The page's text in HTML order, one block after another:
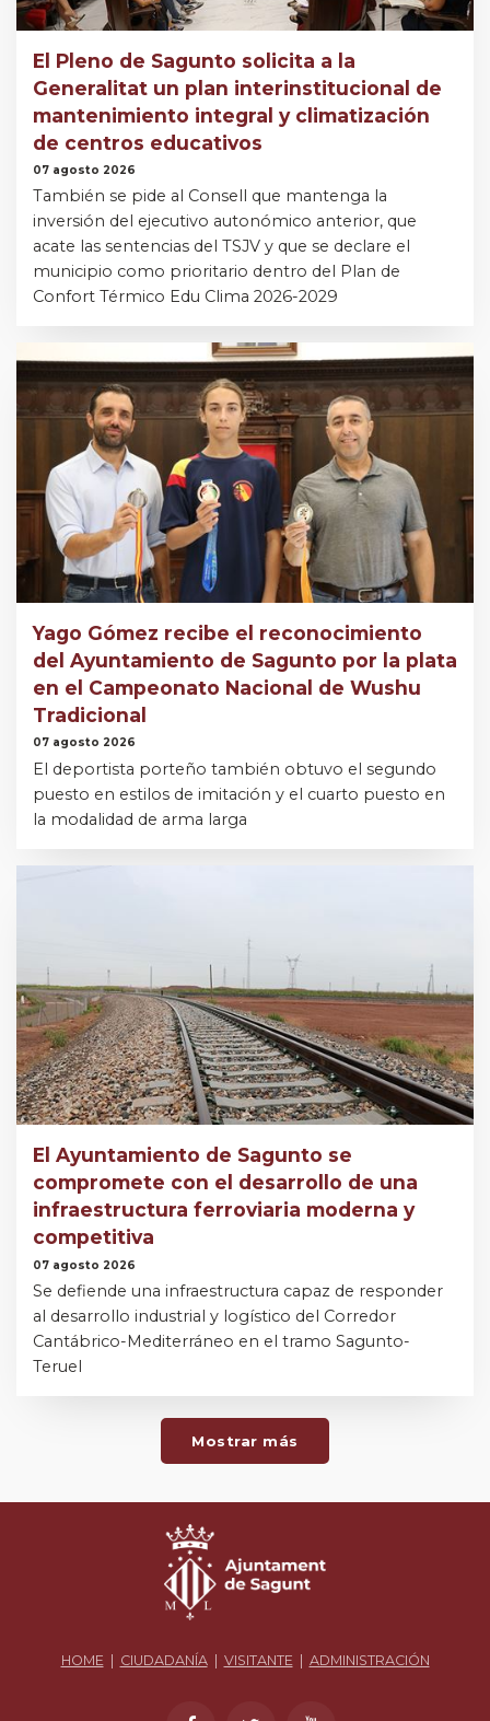
El Pleno de Sagunto solicita a la
Generalitat un plan interinstitucional de
mantenimiento integral y climatización
de centros educativos
07 agosto 2026
También se pide al Consell que mantenga la
inversión del ejecutivo autonómico anterior, que
acate las sentencias del TSJV y que se declare el
municipio como prioritario dentro del Plan de
Confort Térmico Edu Clima 2026-2029
Yago Gómez recibe el reconocimiento
del Ayuntamiento de Sagunto por la plata
en el Campeonato Nacional de Wushu
Tradicional
07 agosto 2026
El deportista porteño también obtuvo el segundo
puesto en estilos de imitación y el cuarto puesto en
la modalidad de arma larga
El Ayuntamiento de Sagunto se
compromete con el desarrollo de una
infraestructura ferroviaria moderna y
competitiva
07 agosto 2026
Se defiende una infraestructura capaz de responder
al desarrollo industrial y logístico del Corredor
Cantábrico-Mediterráneo en el tramo Sagunto-
Teruel
Mostrar más
HOME| CIUDADANÍA| VISITANTE| ADMINISTRACIÓN